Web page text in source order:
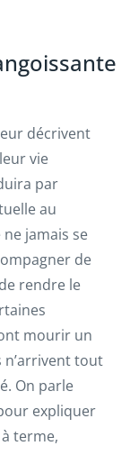
décrivent
vie
par
au
jamais se
de
rendre le
mourir un
n’arrivent tout
On parle
expliquer
terme,